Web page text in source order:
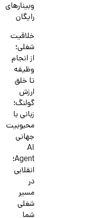
وبینارهای
رایگان
خلاقیت
شغلی؛
از انجام
وظیفه
تا خلق
ارزش
گولنگ؛
زبانی با
محبوبیت
جهانی
AI
Agent؛
انقلابی
در
مسیر
شغلی